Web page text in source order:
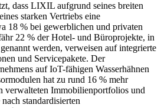
dass LIXIL aufgrund seines breiten
starken Vertriebs eine
18 % bei gewerblichen und privaten
22 % der Hotel- und Büroprojekte, in
werden, verweisen auf integrierte
und Servicepakete. Der
auf IoT-fähigen Wasserhähnen
hat zu rund 16 % mehr
verwalteten Immobilienportfolios und
standardisierten